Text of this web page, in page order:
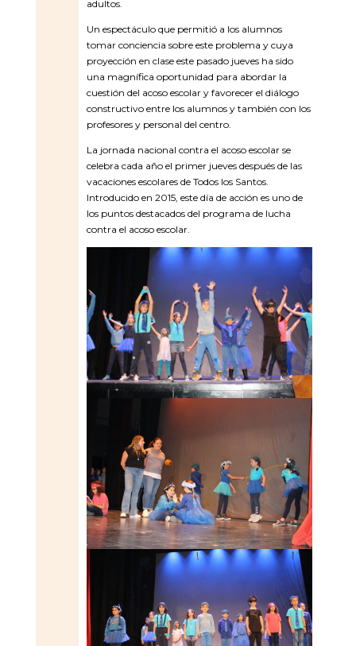
adultos.
Un espectáculo que permitió a los alumnos
tomar conciencia sobre este problema y cuya
proyección en clase este pasado jueves ha sido
una magnífica oportunidad para abordar la
cuestión del acoso escolar y favorecer el diálogo
constructivo entre los alumnos y también con los
profesores y personal del centro.
La jornada nacional contra el acoso escolar se
celebra cada año el primer jueves después de las
vacaciones escolares de Todos los Santos.
Introducido en 2015, este día de acción es uno de
los puntos destacados del programa de lucha
contra el acoso escolar.